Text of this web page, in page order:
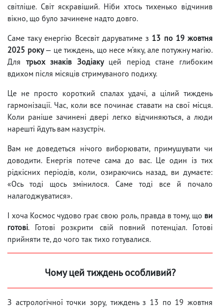
світліше. Світ яскравіший. Ніби хтось тихенько відчинив
вікно, що було зачинене надто довго.
Саме таку енергію Всесвіт даруватиме з 13 по 19 жовтня
2025 року— це тиждень, що несе м’яку, але потужну магію.
Для трьох знаків Зодіакуцей період стане глибоким
вдихом після місяців стримуваного подиху.
Це не просто короткий спалах удачі, а цілий тиждень
гармонізації. Час, коли все починає ставати на свої місця.
Коли раніше зачинені двері легко відчиняються, а люди
нарешті йдуть вам назустріч.
Вам не доведеться нічого виборювати, примушувати чи
доводити. Енергія потече сама до вас. Це один із тих
рідкісних періодів, коли, озираючись назад, ви думаєте:
«Ось тоді щось змінилося. Саме тоді все й почало
налагоджуватися».
І хоча Космос чудово грає свою роль, правда в тому, що ви
готові. Готові розкрити свій повний потенціал. Готові
прийняти те, до чого так тихо готувалися.
Чому цей тиждень особливий?
З астрологічної точки зору, тиждень з 13 по 19 жовтня